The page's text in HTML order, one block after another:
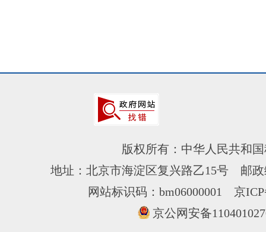
版权所有：中华人民共和
地址：北京市海淀区复兴路乙15号 邮
网站标识码：bm06000001 京
京公网安备